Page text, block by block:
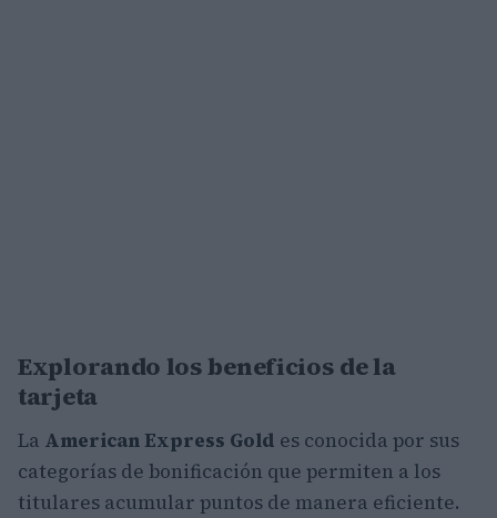
Explorando los beneficios de la
tarjeta
La American Express Gold es conocida por sus
categorías de bonificación que permiten a los
titulares acumular puntos de manera eficiente.